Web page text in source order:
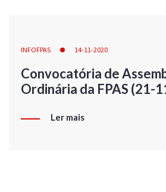
INFOFPAS 14-11-2020
Convocatória de
Ordinária da FPAS (21-
Ler mais